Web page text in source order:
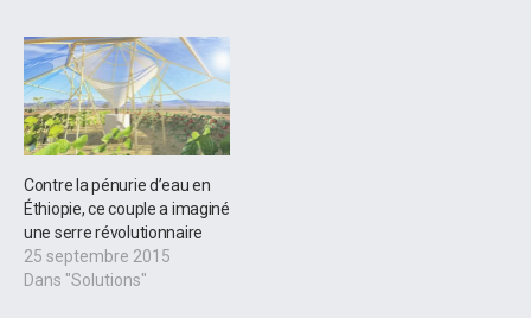
Contre la pénurie d’eau en
Éthiopie, ce couple a imaginé
une serre révolutionnaire
25 septembre 2015
Dans "Solutions"